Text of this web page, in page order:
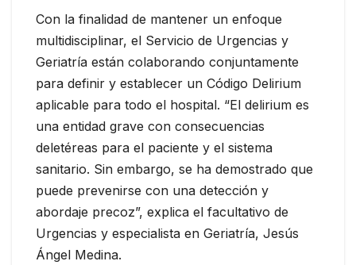
Con la finalidad de mantener un enfoque
multidisciplinar, el Servicio de Urgencias y
Geriatría están colaborando conjuntamente
para definir y establecer un Código Delirium
aplicable para todo el hospital. “El delirium es
una entidad grave con consecuencias
deletéreas para el paciente y el sistema
sanitario. Sin embargo, se ha demostrado que
puede prevenirse con una detección y
abordaje precoz”, explica el facultativo de
Urgencias y especialista en Geriatría, Jesús
Ángel Medina.